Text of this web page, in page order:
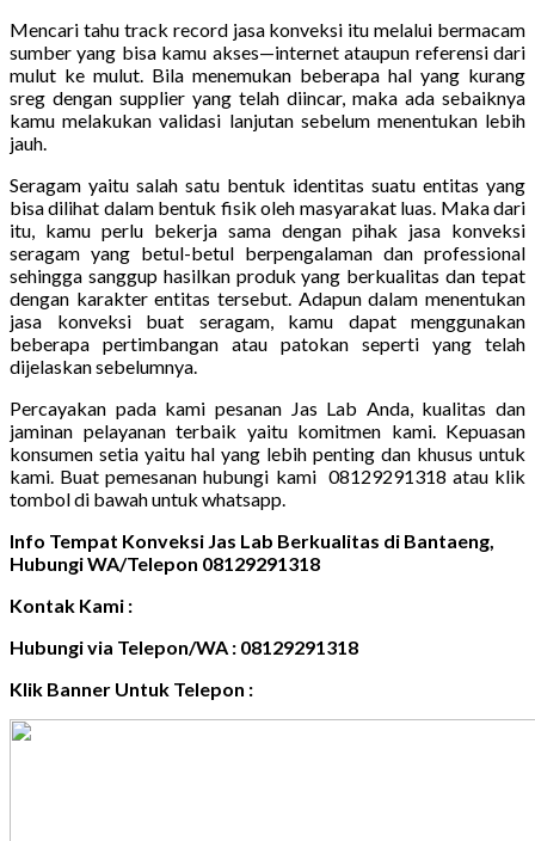
Mencari tahu track record jasa konveksi itu melalui bermacam
sumber yang bisa kamu akses—internet ataupun referensi dari
mulut ke mulut. Bila menemukan beberapa hal yang kurang
sreg dengan supplier yang telah diincar, maka ada sebaiknya
kamu melakukan validasi lanjutan sebelum menentukan lebih
jauh.
Seragam yaitu salah satu bentuk identitas suatu entitas yang
bisa dilihat dalam bentuk fisik oleh masyarakat luas. Maka dari
itu, kamu perlu bekerja sama dengan pihak jasa konveksi
seragam yang betul-betul berpengalaman dan professional
sehingga sanggup hasilkan produk yang berkualitas dan tepat
dengan karakter entitas tersebut. Adapun dalam menentukan
jasa konveksi buat seragam, kamu dapat menggunakan
beberapa pertimbangan atau patokan seperti yang telah
dijelaskan sebelumnya.
Percayakan pada kami pesanan Jas Lab Anda, kualitas dan
jaminan pelayanan terbaik yaitu komitmen kami. Kepuasan
konsumen setia yaitu hal yang lebih penting dan khusus untuk
kami. Buat pemesanan hubungi kami 08129291318 atau klik
tombol di bawah untuk whatsapp.
Info Tempat Konveksi Jas Lab Berkualitas di Bantaeng,
Hubungi WA/Telepon 08129291318
Kontak Kami :
Hubungi via Telepon/WA : 08129291318
Klik Banner Untuk Telepon :